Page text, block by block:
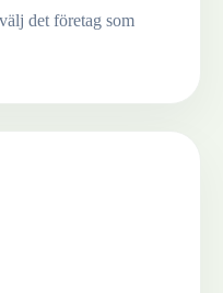
det företag som